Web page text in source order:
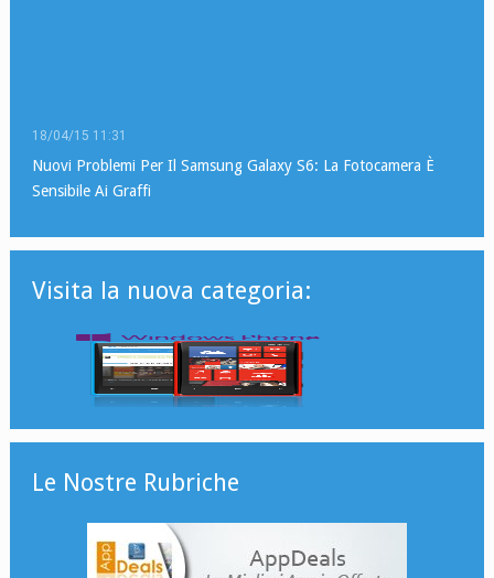
18/04/15 11:31
Nuovi Problemi Per Il Samsung Galaxy S6: La Fotocamera È
Sensibile Ai Graffi
Visita la nuova categoria:
Le Nostre Rubriche